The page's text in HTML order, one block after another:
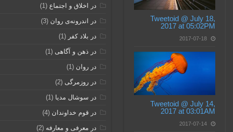
Tweetoid @ July 18,
2017 at 05:02PM
2017-07-18
Tweetoid @ July 14,
2017 at 03:01AM
2017-07-14
در اخلاق و اجتماع (1)
در اندرونه‎‌ی روان (3)
در بلاد کفر (1)
در ذهن و آگاهی (1)
در روان (1)
در روزمرگی (2)
در سوشال مدیا (1)
در قوم خداوندان (4)
در معرفی و معارفه (2)